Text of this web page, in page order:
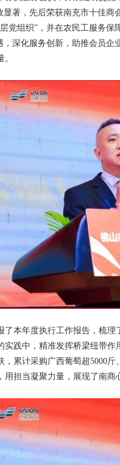
著，先后荣获南充市十佳商
党组织”，并在农民工服务
，深化服务创新，助推会员
了本年度执行工作报告，梳
实践中，精准发挥桥梁纽带
，累计采购广西葡萄超5000
用担当凝聚力量，展现了南商